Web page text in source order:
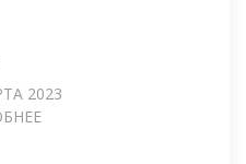
2023